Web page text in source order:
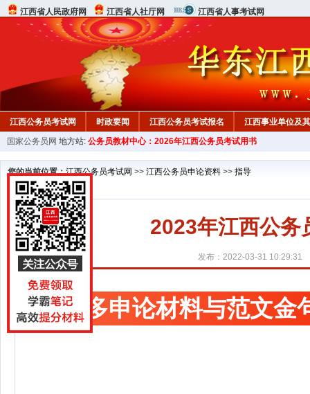
江西省人民政府网 江西省人社厅网 江西省人事考试网
江西公务员考试网 时政要闻 江西公务员考试报名 江西事业单位及
行测真题 在线咨询 教材中心
国家公务员网 地方站: 公务员教材中心：2026年江西公务员考试用书
您的当前位置：江西公务员考试网 >> 江西公务员申论资料 >> 指导
2023年江西公
发布：2022-03-31 10:29:31
更多申论材料与范文金